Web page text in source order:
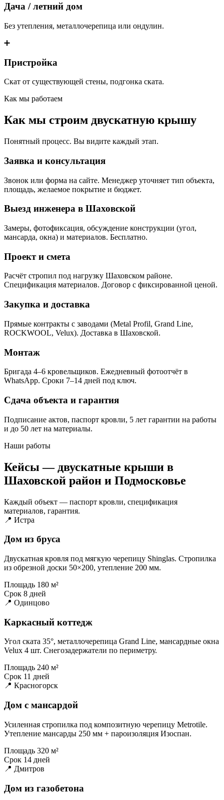
Дача / летний дом
Без утепления, металлочерепица или ондулин.
➕
Пристройка
Скат от существующей стены, подгонка ската.
Как мы работаем
Как мы строим двускатную крышу
Понятный процесс. Вы видите каждый этап.
Заявка и консультация
Звонок или форма на сайте. Менеджер уточняет тип объекта,
площадь, желаемое покрытие и бюджет.
Выезд инженера в Шаховской
Замеры, фотофиксация, обсуждение конструкции (угол,
мансарда, окна) и материалов. Бесплатно.
Проект и смета
Расчёт стропил под нагрузку Шаховском районе.
Спецификация материалов. Договор с фиксированной ценой.
Закупка и доставка
Прямые контракты с заводами (Metal Profil, Grand Line,
ROCKWOOL, Velux). Доставка в Шаховской.
Монтаж
Бригада 4–6 кровельщиков. Ежедневный фотоотчёт в
WhatsApp. Сроки 7–14 дней под ключ.
Сдача объекта и гарантия
Подписание актов, паспорт кровли, 5 лет гарантии на работы
и до 50 лет на материалы.
Наши работы
Кейсы — двускатные крыши в
Шаховской район и Подмосковье
Каждый объект — паспорт кровли, спецификация
материалов, гарантия.
📍 Истра
Дом из бруса
Двускатная кровля под мягкую черепицу Shinglas. Стропилка
из обрезной доски 50×200, утепление 200 мм.
Площадь 180 м²
Срок 8 дней
📍 Одинцово
Каркасный коттедж
Угол ската 35°, металлочерепица Grand Line, мансардные окна
Velux 4 шт. Снегозадержатели по периметру.
Площадь 240 м²
Срок 11 дней
📍 Красногорск
Дом с мансардой
Усиленная стропилка под композитную черепицу Metrotile.
Утепление мансарды 250 мм + пароизоляция Изоспан.
Площадь 320 м²
Срок 14 дней
📍 Дмитров
Дом из газобетона